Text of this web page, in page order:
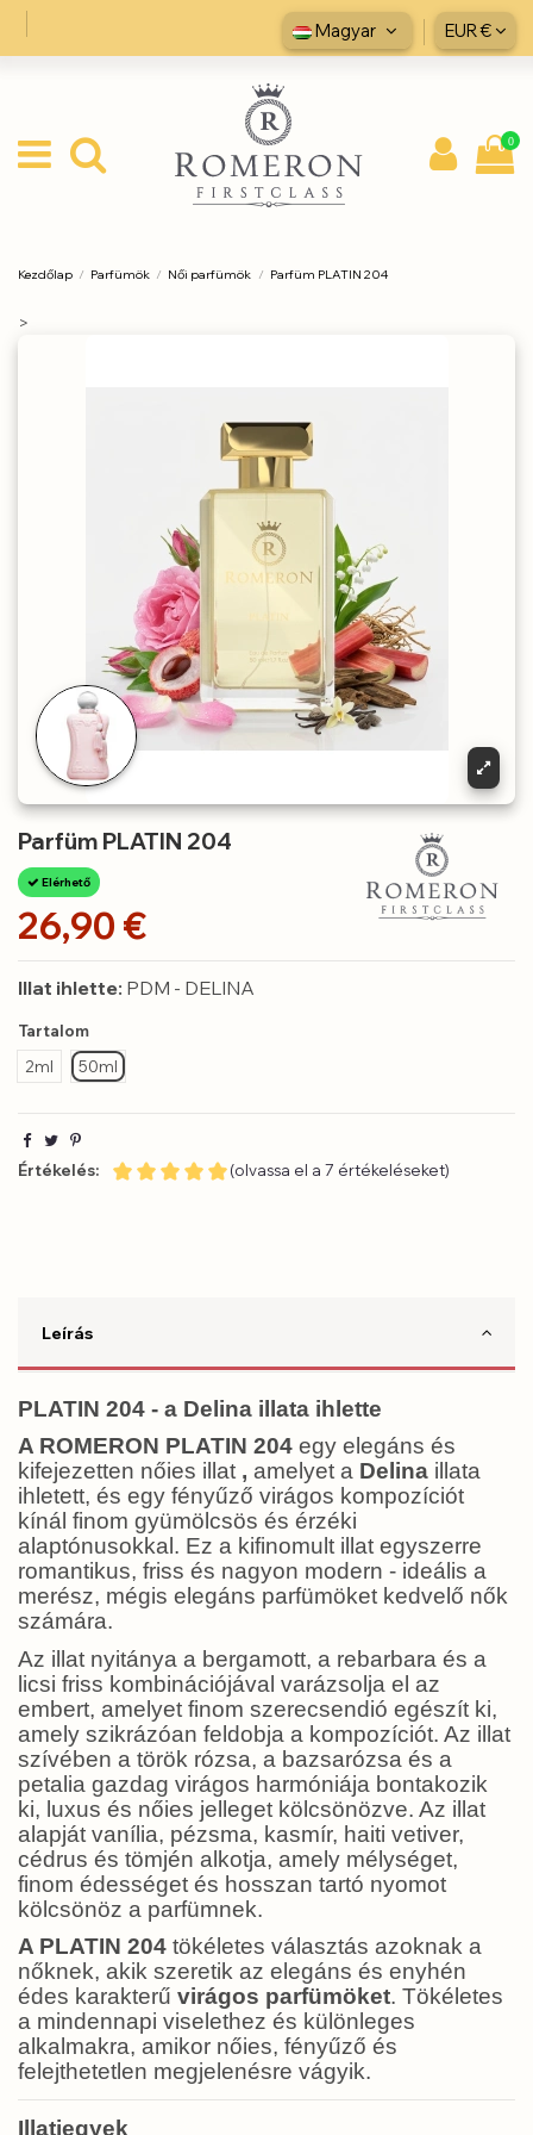
Magyar EUR €
0
Kezdőlap Parfümök Női parfümök Parfüm PLATIN 204
>
Parfüm PLATIN 204
Elérhető
26,90 €
Illat ihlette: PDM - DELINA
Tartalom
2ml
50ml
Értékelés: (olvassa el a 7 értékeléseket)
Leírás
PLATIN 204 - a Delina illata ihlette
A ROMERON PLATIN 204 egy elegáns és
kifejezetten nőies illat , amelyet a Delina illata
ihletett, és egy fényűző virágos kompozíciót
kínál finom gyümölcsös és érzéki
alaptónusokkal. Ez a kifinomult illat egyszerre
romantikus, friss és nagyon modern - ideális a
merész, mégis elegáns parfümöket kedvelő nők
számára.
Az illat nyitánya a bergamott, a rebarbara és a
licsi friss kombinációjával varázsolja el az
embert, amelyet finom szerecsendió egészít ki,
amely szikrázóan feldobja a kompozíciót. Az illat
szívében a török rózsa, a bazsarózsa és a
petalia gazdag virágos harmóniája bontakozik
ki, luxus és nőies jelleget kölcsönözve. Az illat
alapját vanília, pézsma, kasmír, haiti vetiver,
cédrus és tömjén alkotja, amely mélységet,
finom édességet és hosszan tartó nyomot
kölcsönöz a parfümnek.
A PLATIN 204 tökéletes választás azoknak a
nőknek, akik szeretik az elegáns és enyhén
édes karakterű virágos parfümöket. Tökéletes
a mindennapi viselethez és különleges
alkalmakra, amikor nőies, fényűző és
felejthetetlen megjelenésre vágyik.
Illatjegyek